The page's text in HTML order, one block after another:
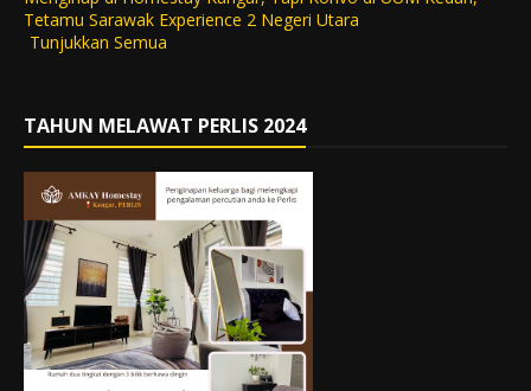
Tetamu Sarawak Experience 2 Negeri Utara
Tunjukkan Semua
TAHUN MELAWAT PERLIS 2024